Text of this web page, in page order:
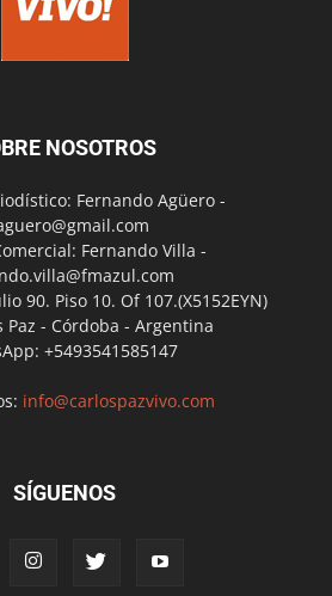
NOSOTROS
Fernando Agüero -
Fernando Villa -
90. Piso 10. Of 107.(X5152EYN)
Paz - Córdoba - Argentina
+5493541585147
info@carlospazvivo.com
SÍGUENOS